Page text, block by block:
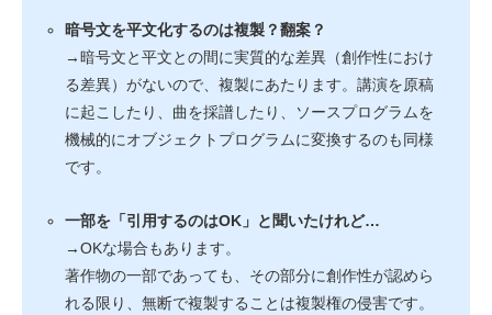
暗号文を平文化するのは複製？翻案？
→暗号文と平文との間に実質的な差異（創作性におけ
る差異）がないので、複製にあたります。講演を原稿
に起こしたり、曲を採譜したり、ソースプログラムを
機械的にオブジェクトプログラムに変換するのも同様
です。
一部を「引用するのはOK」と聞いたけれど…
→OKな場合もあります。
著作物の一部であっても、その部分に創作性が認めら
れる限り、無断で複製することは複製権の侵害です。